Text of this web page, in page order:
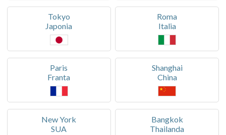
Tokyo
Japonia
Roma
Italia
Paris
Franta
Shanghai
China
New York
SUA
Bangkok
Thailanda